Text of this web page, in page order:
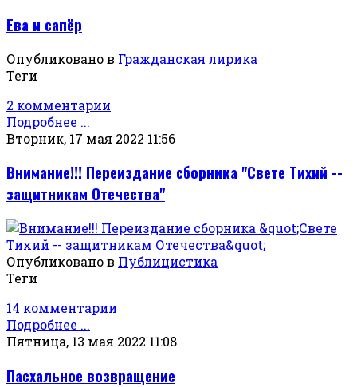
Ева и сапёр
Опубликовано в Гражданская лирика
Теги
2 комментарии
Подробнее ...
Вторник, 17 мая 2022 11:56
Внимание!!! Переиздание сборника "Свете Тихий --
защитникам Отечества"
Опубликовано в Публицистика
Теги
14 комментарии
Подробнее ...
Пятница, 13 мая 2022 11:08
Пасхальное возвращение